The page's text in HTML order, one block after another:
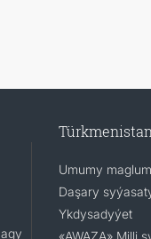
Umumy
Daşary
Ykdysadyýet